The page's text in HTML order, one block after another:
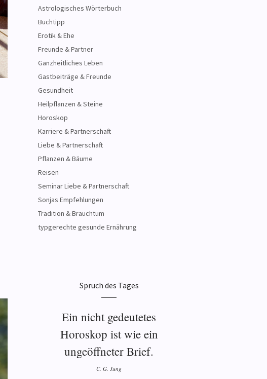
Astrologisches Wörterbuch
Buchtipp
Erotik & Ehe
Freunde & Partner
Ganzheitliches Leben
Gastbeiträge & Freunde
Gesundheit
Heilpflanzen & Steine
Horoskop
Karriere & Partnerschaft
Liebe & Partnerschaft
Pflanzen & Bäume
Reisen
Seminar Liebe & Partnerschaft
Sonjas Empfehlungen
Tradition & Brauchtum
typgerechte gesunde Ernährung
Spruch des Tages
Ein nicht gedeutetes
Horoskop ist wie ein
ungeöffneter Brief.
C. G. Jung